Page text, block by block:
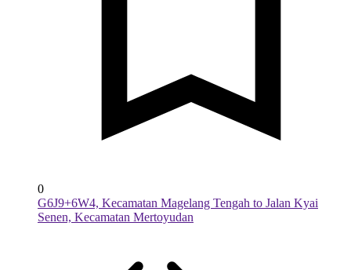
0
G6J9+6W4, Kecamatan Magelang Tengah to Jalan Kyai
Senen, Kecamatan Mertoyudan